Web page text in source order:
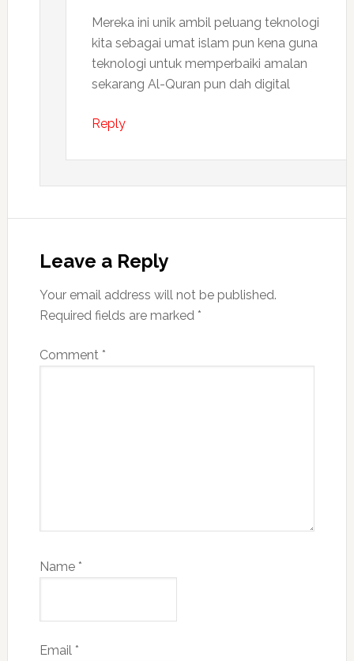
Mereka ini unik ambil peluang teknologi
kita sebagai umat islam pun kena guna
teknologi untuk memperbaiki amalan
sekarang Al-Quran pun dah digital
Reply
Leave a Reply
Your email address will not be published.
Required fields are marked *
Comment *
Name *
Email *